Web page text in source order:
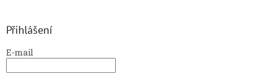
Přihlášení
E-mail